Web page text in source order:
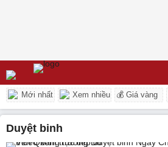
Mới nhất Xem nhiều 💰 Giá vàng
duyệt binh